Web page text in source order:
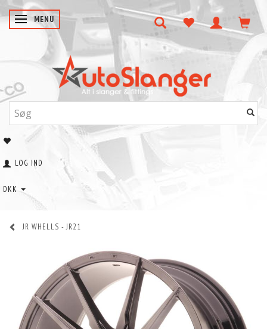
SKIFTE NAVIGATION
MENU
LOG IND
DKK
JR WHELLS - JR21